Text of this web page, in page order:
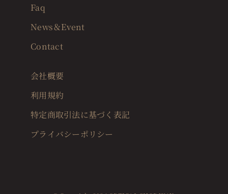
Faq
News＆Event
Contact
会社概要
利用規約
特定商取引法に基づく表記
プライバシーポリシー